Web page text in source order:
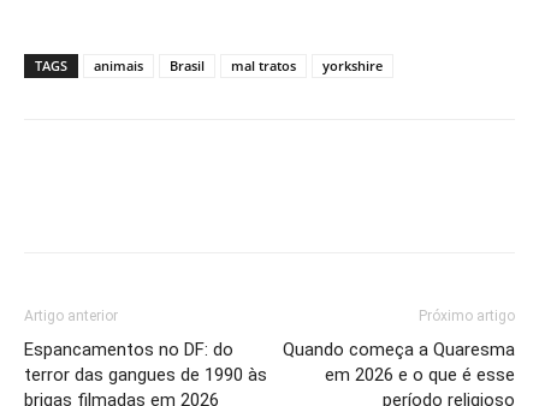
TAGS animais Brasil mal tratos yorkshire
Artigo anterior
Espancamentos no DF: do
terror das gangues de 1990 às
brigas filmadas em 2026
Próximo artigo
Quando começa a Quaresma
em 2026 e o que é esse
período religioso